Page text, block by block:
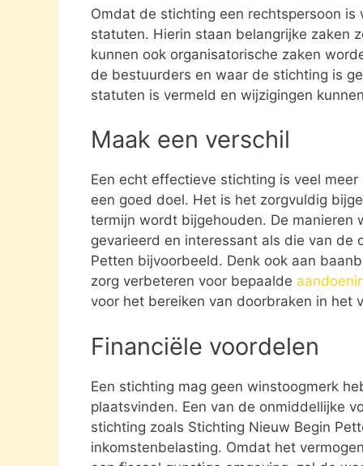
Omdat de stichting een rechtspersoon
statuten. Hierin staan belangrijke zaken
kunnen ook organisatorische zaken
de bestuurders en waar de stichting is
statuten is vermeld en wijzigingen
Maak een verschil
Een echt effectieve stichting is veel
een goed doel. Het is het zorgvuldig
termijn wordt bijgehouden. De manieren
gevarieerd en interessant als die van de
Petten bijvoorbeeld. Denk ook aan
zorg verbeteren voor bepaalde
voor het bereiken van doorbraken in het
Financiële voordelen
Een stichting mag geen winstoogmerk
plaatsvinden. Een van de onmiddellijke
stichting zoals Stichting Nieuw Begin
inkomstenbelasting. Omdat het